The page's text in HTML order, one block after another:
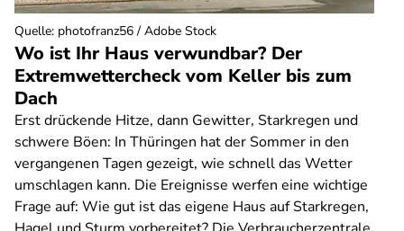
Wo ist Ihr Haus verwundbar? Der
Extremwettercheck vom Keller bis zum
Dach
Erst drückende Hitze, dann Gewitter, Starkregen und
schwere Böen: In Thüringen hat der Sommer in den
vergangenen Tagen gezeigt, wie schnell das Wetter
umschlagen kann. Die Ereignisse werfen eine wichtige
Frage auf: Wie gut ist das eigene Haus auf Starkregen,
Quelle: photofranz56 / Adobe Stock